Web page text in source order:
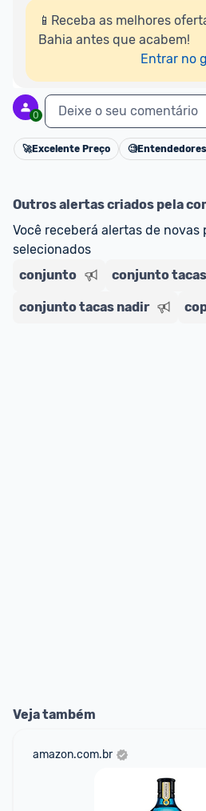
📱Receba as melhores
Bahia antes que acabem!
Entrar no
0 Deixe o seu comentário
🚀Excelente Preço 🧐
Outros alertas criados pela
Você receberá alertas de novas
selecionados
conjunto
conjunto tacas
conjunto tacas nadir
Veja também
amazon.com.br